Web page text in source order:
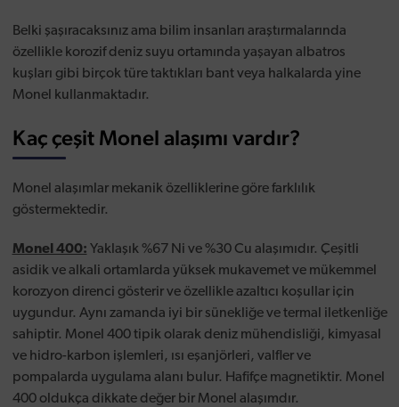
Belki şaşıracaksınız ama bilim insanları araştırmalarında
özellikle korozif deniz suyu ortamında yaşayan albatros
kuşları gibi birçok türe taktıkları bant veya halkalarda yine
Monel kullanmaktadır.
Kaç çeşit Monel alaşımı vardır?
Monel alaşımlar mekanik özelliklerine göre farklılık
göstermektedir.
Monel 400: Yaklaşık %67 Ni ve %30 Cu alaşımıdır. Çeşitli
asidik ve alkali ortamlarda yüksek mukavemet ve mükemmel
korozyon direnci gösterir ve özellikle azaltıcı koşullar için
uygundur. Aynı zamanda iyi bir sünekliğe ve termal iletkenliğe
sahiptir. Monel 400 tipik olarak deniz mühendisliği, kimyasal
ve hidro-karbon işlemleri, ısı eşanjörleri, valfler ve
pompalarda uygulama alanı bulur. Hafifçe magnetiktir. Monel
400 oldukça dikkate değer bir Monel alaşımdır.